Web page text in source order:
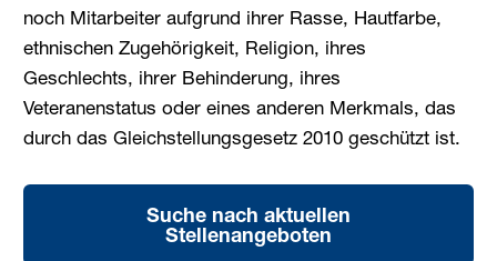
noch Mitarbeiter aufgrund ihrer Rasse, Hautfarbe,
ethnischen Zugehörigkeit, Religion, ihres
Geschlechts, ihrer Behinderung, ihres
Veteranenstatus oder eines anderen Merkmals, das
durch das Gleichstellungsgesetz 2010 geschützt ist.
Suche nach aktuellen
Stellenangeboten